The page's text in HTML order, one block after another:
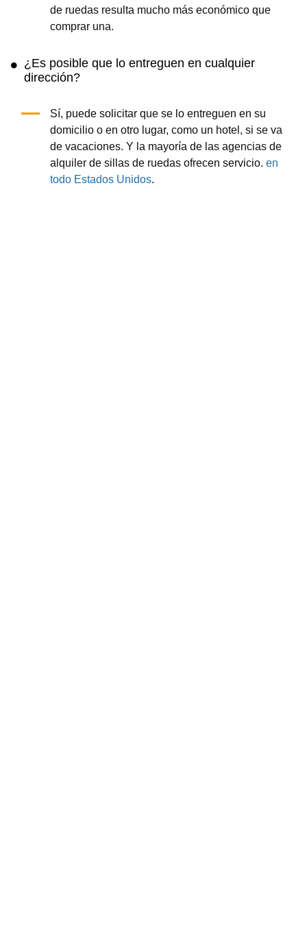
de ruedas resulta mucho más económico que
comprar una.
¿Es posible que lo entreguen en cualquier
dirección?
Sí, puede solicitar que se lo entreguen en su
domicilio o en otro lugar, como un hotel, si se va
de vacaciones. Y la mayoría de las agencias de
alquiler de sillas de ruedas ofrecen servicio. en
todo Estados Unidos.